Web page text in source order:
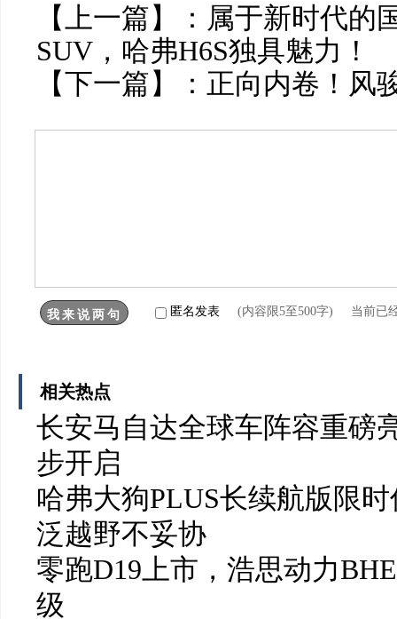
【上一篇】： 属于新时代的
SUV，哈弗H6S独具魅力！
【下一篇】： 正向内卷！风
匿名发表 (内容限5至500字) 当前已
相关热点
长安马自达全球车阵容重磅
步开启
哈弗大狗PLUS长续航版限
泛越野不妥协
零跑D19上市，浩思动力
级